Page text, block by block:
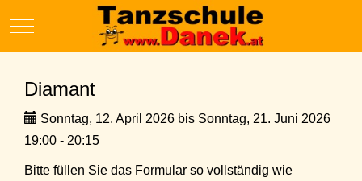
Mobile Menu Toggle
Diamant
Sonntag, 12. April 2026 bis Sonntag, 21. Juni 2026
19:00 - 20:15
Bitte füllen Sie das Formular so vollständig wie